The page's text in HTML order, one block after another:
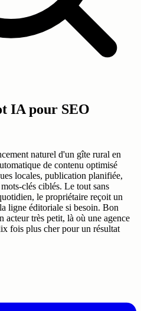
IA pour SEO
naturel d'un gîte rural en
de contenu optimisé
locales, publication planifiée,
clés ciblés. Le tout sans
le propriétaire reçoit un
ligne éditoriale si besoin. Bon
très petit, là où une agence
fois plus cher pour un résultat